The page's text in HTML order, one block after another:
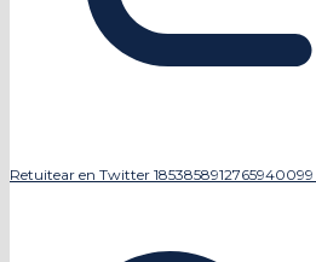
Retuitear en Twitter 1853858912765940099